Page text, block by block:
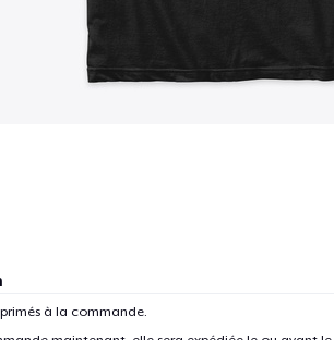
à la commande.